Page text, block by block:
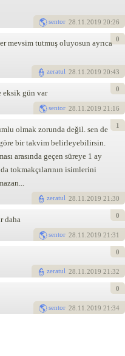
sentor 28.11.2019 20:26
mevsim tutmuş oluyosun ayrıca
zeratul 28.11.2019 20:43
0
eksik gün var
sentor 28.11.2019 21:16
0
olmak zorunda değil. sen de
bir takvim belirleyebilirsin.
arasında geçen süreye 1 ay
tokmakçılarının isimlerini
zeratul 28.11.2019 21:30
1
daha
sentor 28.11.2019 21:31
0
zeratul 28.11.2019 21:32
0
sentor 28.11.2019 21:34
0